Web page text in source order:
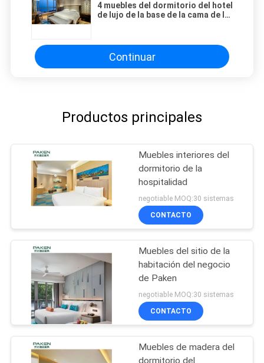
4 muebles del dormitorio del hotel
de lujo de la base de la cama de la
Continuar
Productos principales
Muebles interiores del
dormitorio de la
hospitalidad
negotiable MOQ:30 sistemas
CONTACTO
Muebles del sitio de la
habitación del negocio
de Paken
negotiable MOQ:30 sistemas
CONTACTO
Muebles de madera del
dormitorio del